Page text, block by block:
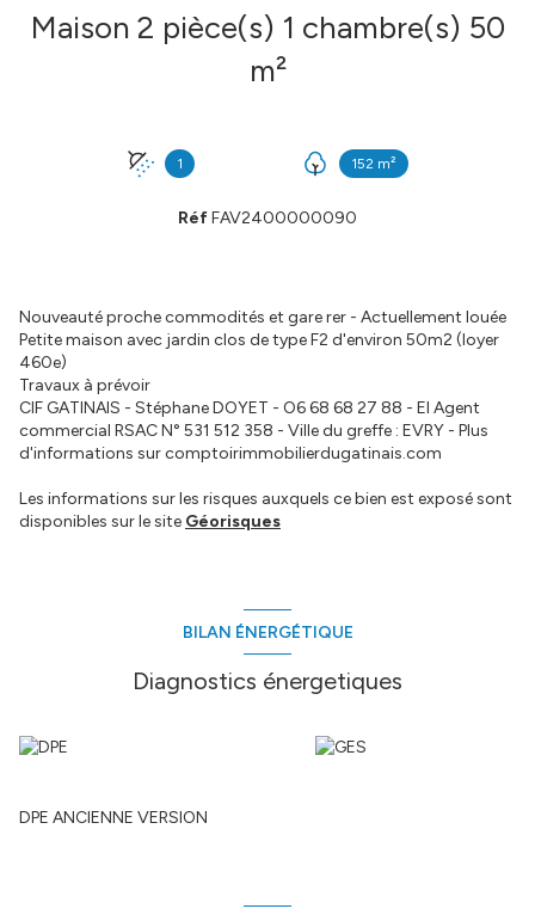
Maison 2 pièce(s) 1 chambre(s) 50
m²
1 152 m²
RéfFAV2400000090
Nouveauté proche commodités et gare rer - Actuellement louée
Petite maison avec jardin clos de type F2 d'environ 50m2 (loyer
460e)
Travaux à prévoir
CIF GATINAIS - Stéphane DOYET - O6 68 68 27 88 - EI Agent
commercial RSAC N° 531 512 358 - Ville du greffe : EVRY - Plus
d'informations sur comptoirimmobilierdugatinais.com
Les informations sur les risques auxquels ce bien est exposé sont
disponibles sur le site Géorisques
BILAN ÉNERGÉTIQUE
Diagnostics énergetiques
DPE ANCIENNE VERSION